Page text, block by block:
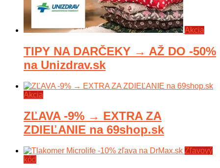
Akcia
TIPY NA DARČEKY → AŽ DO -50%
na Unizdrav.sk
Akcia
ZĽAVA -9% → EXTRA ZA
ZDIEĽANIE na 69shop.sk
Zľavový
kód